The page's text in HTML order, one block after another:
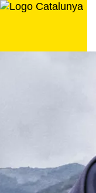
Saltar